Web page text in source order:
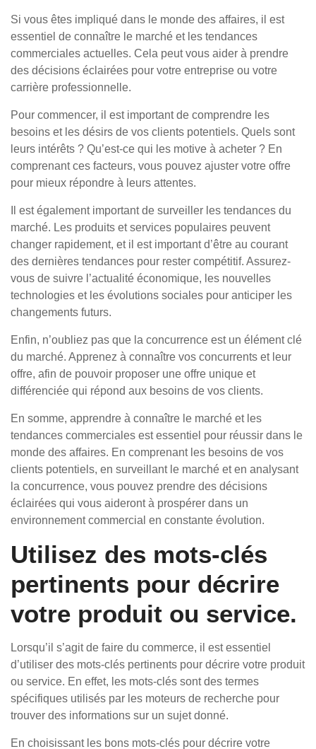
Si vous êtes impliqué dans le monde des affaires, il est
essentiel de connaître le marché et les tendances
commerciales actuelles. Cela peut vous aider à prendre
des décisions éclairées pour votre entreprise ou votre
carrière professionnelle.
Pour commencer, il est important de comprendre les
besoins et les désirs de vos clients potentiels. Quels sont
leurs intérêts ? Qu’est-ce qui les motive à acheter ? En
comprenant ces facteurs, vous pouvez ajuster votre offre
pour mieux répondre à leurs attentes.
Il est également important de surveiller les tendances du
marché. Les produits et services populaires peuvent
changer rapidement, et il est important d’être au courant
des dernières tendances pour rester compétitif. Assurez-
vous de suivre l’actualité économique, les nouvelles
technologies et les évolutions sociales pour anticiper les
changements futurs.
Enfin, n’oubliez pas que la concurrence est un élément clé
du marché. Apprenez à connaître vos concurrents et leur
offre, afin de pouvoir proposer une offre unique et
différenciée qui répond aux besoins de vos clients.
En somme, apprendre à connaître le marché et les
tendances commerciales est essentiel pour réussir dans le
monde des affaires. En comprenant les besoins de vos
clients potentiels, en surveillant le marché et en analysant
la concurrence, vous pouvez prendre des décisions
éclairées qui vous aideront à prospérer dans un
environnement commercial en constante évolution.
Utilisez des mots-clés
pertinents pour décrire
votre produit ou service.
Lorsqu’il s’agit de faire du commerce, il est essentiel
d’utiliser des mots-clés pertinents pour décrire votre produit
ou service. En effet, les mots-clés sont des termes
spécifiques utilisés par les moteurs de recherche pour
trouver des informations sur un sujet donné.
En choisissant les bons mots-clés pour décrire votre